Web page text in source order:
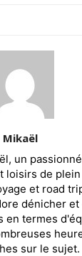
Mikaël
un
loisirs de
et road
dénicher
en termes
sur le sujet.